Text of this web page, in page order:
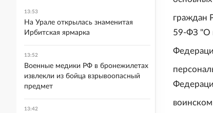
граждан
59-ФЗ "О
13:53
На Урале открылась знаменитая
Ирбитская ярмарка
13:52
Военные медики РФ в бронежилетах
извлекли из бойца взрывоопасный
предмет
13:42